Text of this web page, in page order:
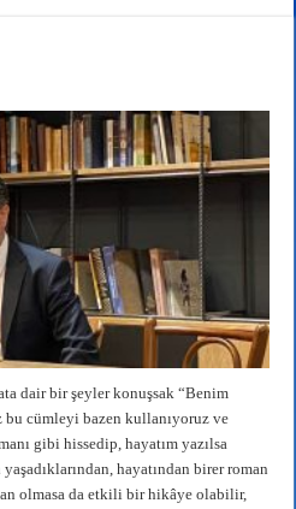
dair bir şeyler konuşsak “Benim
bu cümleyi bazen kullanıyoruz ve
gibi hissedip, hayatım yazılsa
hayatından birer roman
olmasa da etkili bir hikâye olabilir,